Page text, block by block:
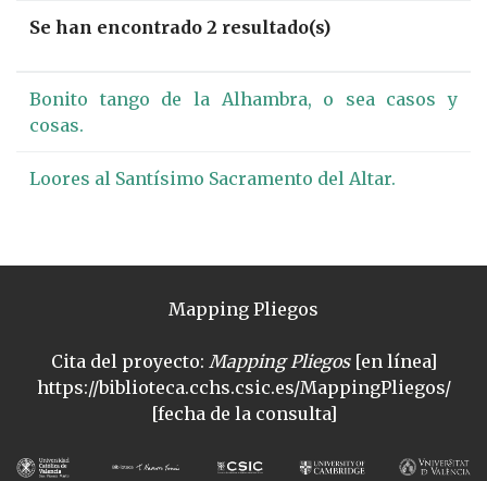
Se han encontrado 2 resultado(s)
Bonito tango de la Alhambra, o sea casos y
cosas.
Loores al Santísimo Sacramento del Altar.
Mapping Pliegos
Cita del proyecto: Mapping Pliegos[en línea]
https://biblioteca.cchs.csic.es/MappingPliegos/
[fecha de la consulta]